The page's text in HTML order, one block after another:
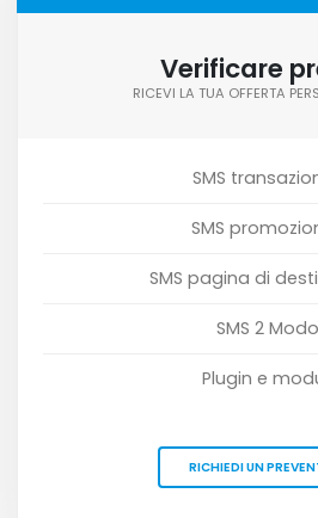
Verificare
RICEVI LA TUA OFFERTA
SMS
SMS
SMS pagina di
SMS 2 Modo
Plugin e
RICHIEDI UN